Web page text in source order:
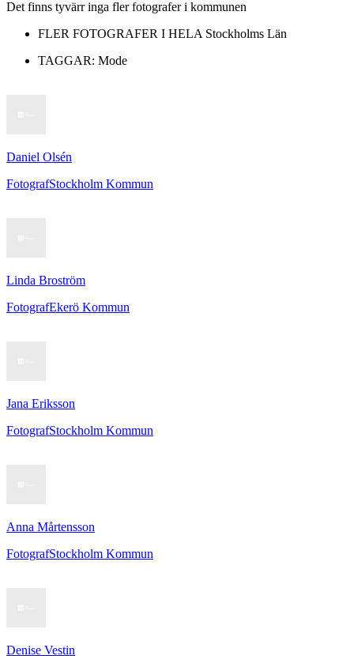
Det finns tyvärr inga fler fotografer i kommunen
FLER FOTOGRAFER I HELA Stockholms Län
TAGGAR: Mode
Daniel Olsén
FotografStockholm Kommun
Linda Broström
FotografEkerö Kommun
Jana Eriksson
FotografStockholm Kommun
Anna Mårtensson
FotografStockholm Kommun
Denise Vestin